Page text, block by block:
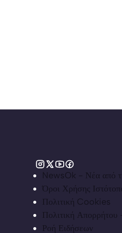
NewsOk - Νέα από
Όροι Χρήσης
Πολιτική Cookies
Πολιτική
Ροή Ειδήσεων